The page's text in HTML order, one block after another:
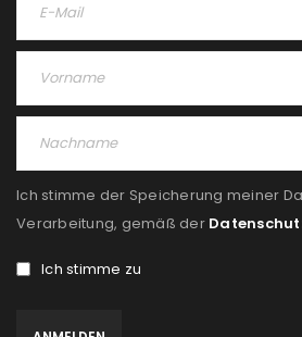
Anmeldeformular geschützt
ANMELDEN
PASSWORT VERGESSEN?
REGISTRIEREN
Ich stimme der Speicherung meiner
Verarbeitung, gemäß der
Ich stimme zu